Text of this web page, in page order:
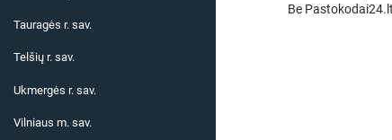
Tauragės r. sav.
Telšių r. sav.
Ukmergės r. sav.
Vilniaus m. sav.
Be